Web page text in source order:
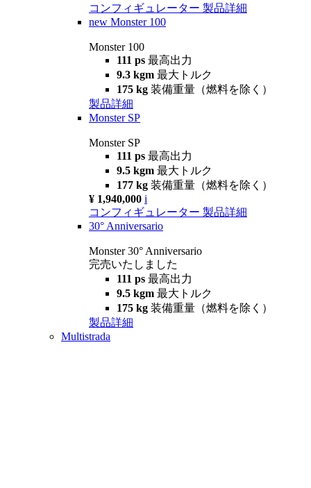
コンフィギュレーター 製品詳細
new Monster 100
Monster 100
111 ps 最高出力
9.3 kgm 最大トルク
175 kg 装備重量（燃料を除く）
製品詳細
Monster SP
Monster SP
111 ps 最高出力
9.5 kgm 最大トルク
177 kg 装備重量（燃料を除く）
¥ 1,940,000 i
コンフィギュレーター 製品詳細
30° Anniversario
Monster 30° Anniversario
完売いたしました
111 ps 最高出力
9.5 kgm 最大トルク
175 kg 装備重量（燃料を除く）
製品詳細
Multistrada